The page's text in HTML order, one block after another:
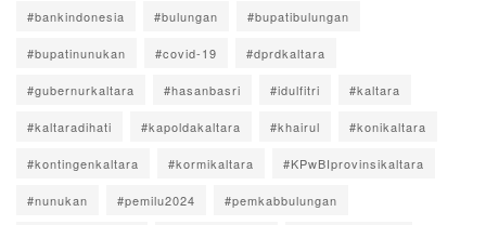
#bankindonesia #bulungan #bupatibulungan
#bupatinunukan #covid-19 #dprdkaltara
#gubernurkaltara #hasanbasri #idulfitri #kaltara
#kaltaradihati #kapoldakaltara #khairul #konikaltara
#kontingenkaltara #kormikaltara #KPwBIprovinsikaltara
#nunukan #pemilu2024 #pemkabbulungan